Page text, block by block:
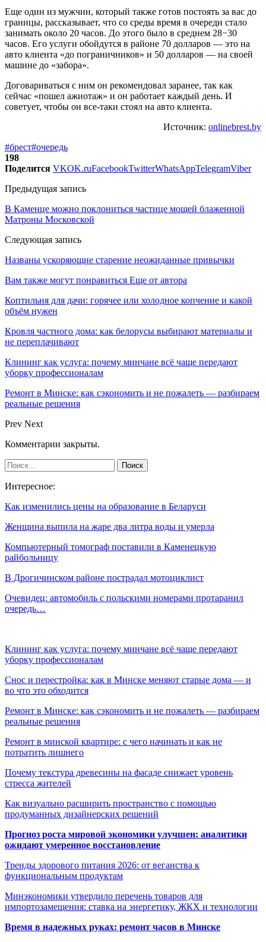
Еще один из мужчин, который также готов постоять за вас до
границы, рассказывает, что со среды время в очереди стало
занимать около 20 часов. До этого было в среднем 28−30
часов. Его услуги обойдутся в районе 70 долларов — это на
авто клиента «до пограничников» и 50 долларов — на своей
машине до «забора».
Договариваться с ним он рекомендовал заранее, так как
сейчас «пошел ажиотаж» и он работает каждый день. И
советует, чтобы он все-таки стоял на авто клиента.
Источник: onlinebrest.by
#брест#очередь
198
Поделится VKOK.ruFacebookTwitterWhatsAppTelegramViber
Предыдущая запись
В Каменце можно поклониться частице мощей блаженной
Матроны Московской
Следующая запись
Названы ускоряющие старение неожиданные привычки
Вам также могут понравиться Еще от автора
Коптильня для дачи: горячее или холодное копчение и какой
объём нужен
Кровля частного дома: как белорусы выбирают материалы и
не переплачивают
Клининг как услуга: почему минчане всё чаще передают
уборку профессионалам
Ремонт в Минске: как сэкономить и не пожалеть — разбираем
реальные решения
Prev Next
Комментарии закрыты.
Интересное:
Как изменились цены на образование в Беларуси
Женщина выпила на жаре два литра воды и умерла
Компьютерный томограф поставили в Каменецкую
райбольницу
В Дрогичинском районе пострадал мотоциклист
Очевидец: автомобиль с польскими номерами протаранил
очередь…
Клининг как услуга: почему минчане всё чаще передают
уборку профессионалам
Снос и перестройка: как в Минске меняют старые дома — и
во что это обходится
Ремонт в Минске: как сэкономить и не пожалеть — разбираем
реальные решения
Ремонт в минской квартире: с чего начинать и как не
потратить лишнего
Почему текстура древесины на фасаде снижает уровень
стресса жителей
Как визуально расширить пространство с помощью
продуманных дизайнерских решений
Прогноз роста мировой экономики улучшен: аналитики
ожидают умеренное восстановление
Тренды здорового питания 2026: от веганства к
функциональным продуктам
Минэкономики утвердило перечень товаров для
импортозамещения: ставка на энергетику, ЖКХ и технологии
Время в надежных руках: ремонт часов в Минске